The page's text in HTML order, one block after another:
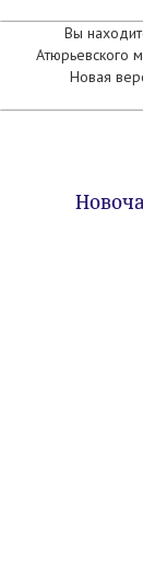
Вы
Атюрьевского
Новая